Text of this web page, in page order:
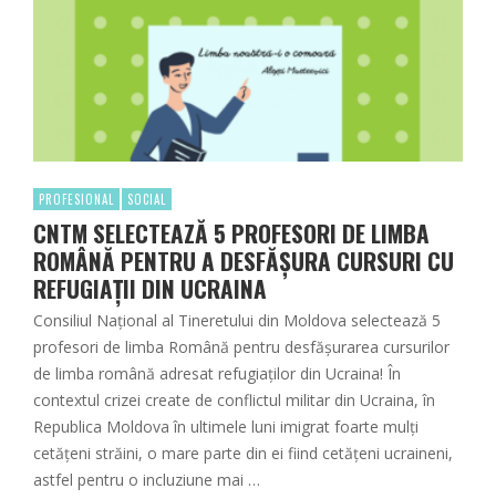
PROFESIONAL SOCIAL
CNTM SELECTEAZĂ 5 PROFESORI DE LIMBA
ROMÂNĂ PENTRU A DESFĂȘURA CURSURI CU
REFUGIAȚII DIN UCRAINA
Consiliul Național al Tineretului din Moldova selectează 5
profesori de limba Română pentru desfășurarea cursurilor
de limba română adresat refugiaților din Ucraina! În
contextul crizei create de conflictul militar din Ucraina, în
Republica Moldova în ultimele luni imigrat foarte mulți
cetățeni străini, o mare parte din ei fiind cetățeni ucraineni,
astfel pentru o incluziune mai …